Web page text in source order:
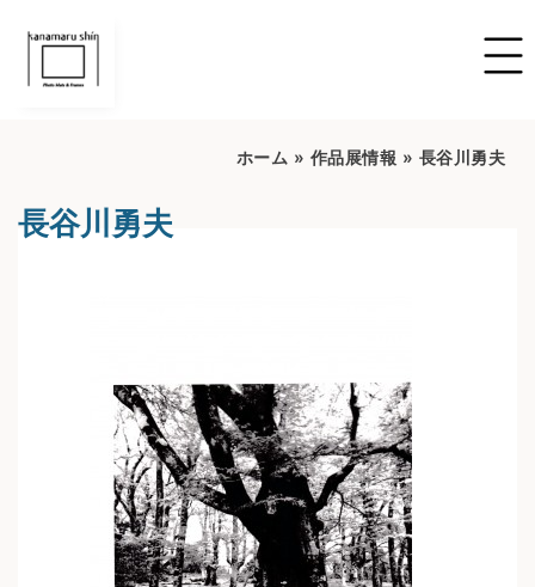
ホーム » 作品展情報 » 長谷川勇夫
長谷川勇夫